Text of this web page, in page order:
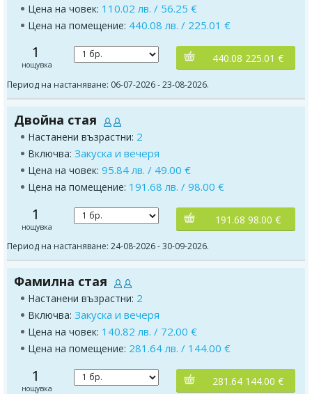
Цена на човек: 110.02 лв. / 56.25 €
Цена на помещение: 440.08 лв. / 225.01 €
1
нощувка
440.08 225.01 €
Период на настаняване: 06-07-2026 - 23-08-2026.
Двойна стая
Настанени възрастни: 2
Включва: Закуска и вечеря
Цена на човек: 95.84 лв. / 49.00 €
Цена на помещение: 191.68 лв. / 98.00 €
1
нощувка
191.68 98.00 €
Период на настаняване: 24-08-2026 - 30-09-2026.
Фамилна стая
Настанени възрастни: 2
Включва: Закуска и вечеря
Цена на човек: 140.82 лв. / 72.00 €
Цена на помещение: 281.64 лв. / 144.00 €
1
нощувка
281.64 144.00 €